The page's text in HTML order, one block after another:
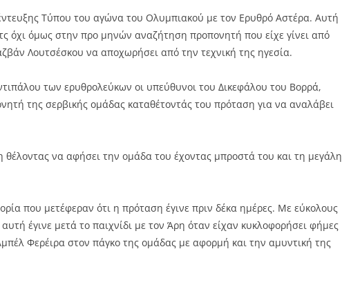
Τύπου του αγώνα του Ολυμπιακού με τον Ερυθρό Αστέρα. Αυτή
όχι όμως στην προ μηνών αναζήτηση προπονητή που είχε γίνει από
Λουτσέσκου να αποχωρήσει από την τεχνική της ηγεσία.
των ερυθρολεύκων οι υπεύθυνοι του Δικεφάλου του Βορρά,
της σερβικής ομάδας καταθέτοντάς του πρόταση για να αναλάβει
να αφήσει την ομάδα του έχοντας μπροστά του και τη μεγάλη
που μετέφεραν ότι η πρόταση έγινε πριν δέκα ημέρες. Με εύκολους
έγινε μετά το παιχνίδι με τον Άρη όταν είχαν κυκλοφορήσει φήμες
Φερέιρα στον πάγκο της ομάδας με αφορμή και την αμυντική της